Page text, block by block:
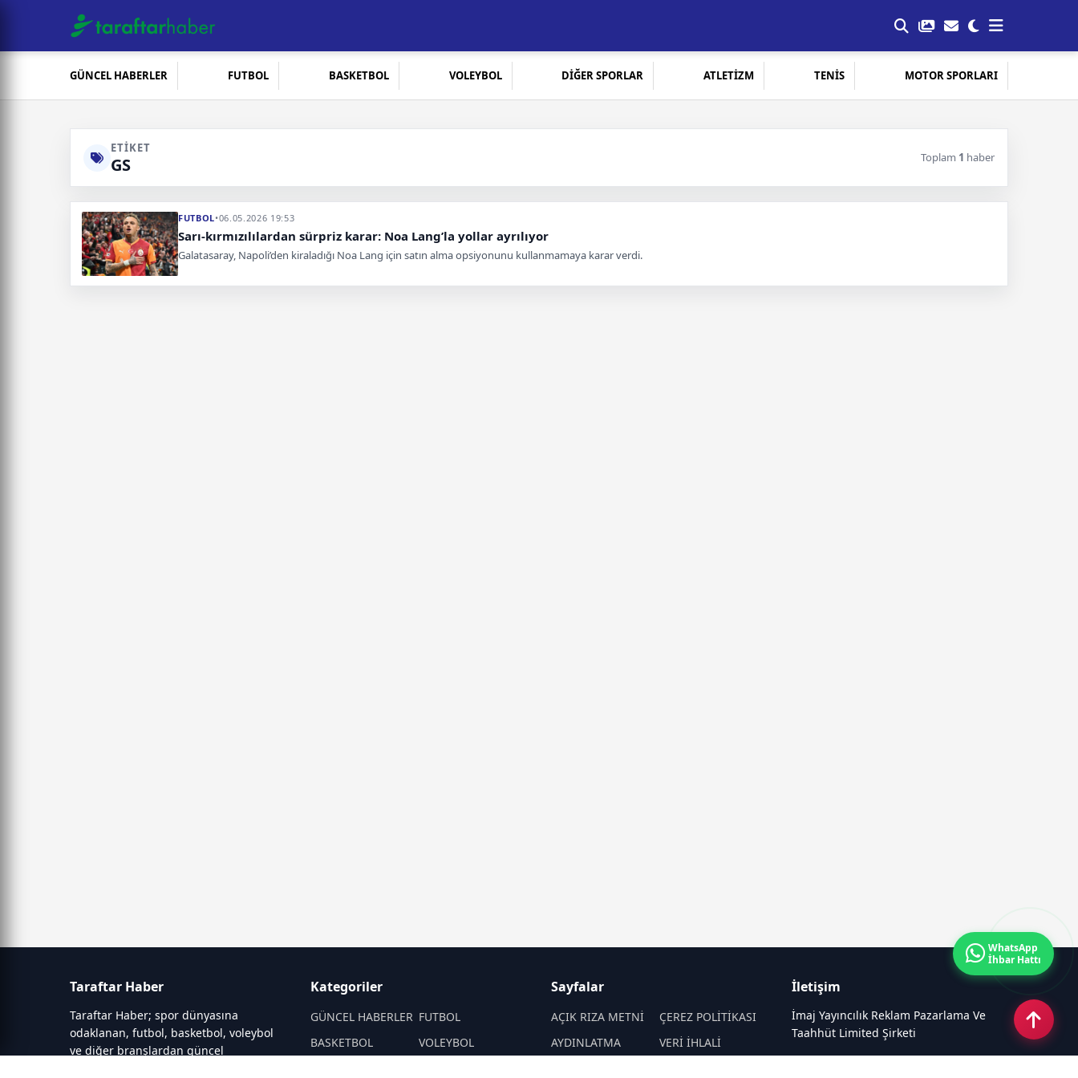
GÜNCEL HABERLER FUTBOL BASKETBOL VOLEYBOL DİĞER SPORLAR ATLETİZM TENİS MOTOR SPORLARI
ETIKET
GS Toplam 1 haber
FUTBOL•06.05.2026 19:53
Sarı-kırmızılılardan sürpriz karar: Noa Lang’la yollar ayrılıyor
Galatasaray, Napoli’den kiraladığı Noa Lang için satın alma opsiyonunu kullanmamaya karar verdi.
Taraftar Haber
Taraftar Haber; spor dünyasına
odaklanan, futbol, basketbol, voleybol
ve diğer branşlardan güncel
Kategoriler
GÜNCEL HABERLER FUTBOL
BASKETBOL
VOLEYBOL
Sayfalar
AÇIK RIZA METNİ
ÇEREZ POLİTİKASI
AYDINLATMA
VERİ İHLALİ
İletişim
İmaj Yayıncılık Reklam Pazarlama Ve
Taahhüt Limited Şirketi
WhatsApp
İhbar Hattı